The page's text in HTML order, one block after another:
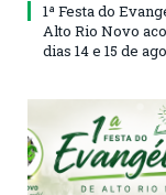
1ª Festa do
Alto Rio Novo
dias 14 e 15 de